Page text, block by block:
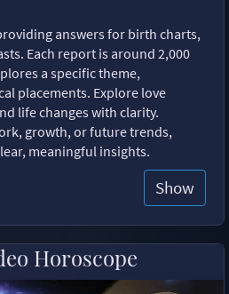
answers for birth charts,
Each report is around 2,000
a specific theme,
placements. Explore love
life changes with clarity.
growth, or future trends,
meaningful insights.
Show
Horoscope